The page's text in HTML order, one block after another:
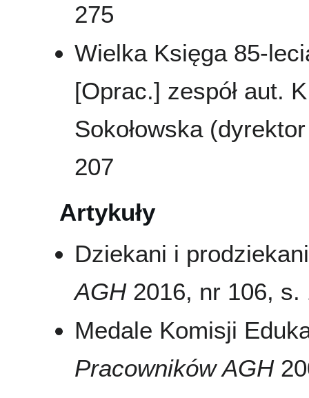
275
Wielka Księga 85-
[Oprac.] zespół aut.
Sokołowska
207
Artykuły
Dziekani i
AGH2016, nr 106, s.
Medale Komisji
Pracowników AGH